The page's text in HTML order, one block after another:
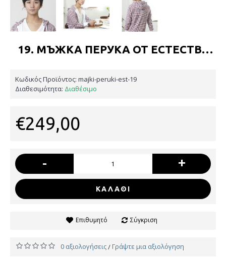
19. МЪЖКА ПЕРУКА ОТ ЕСТЕСТВЕНА КОСА
Κωδικός Προϊόντος: majki-peruki-est-19
Διαθεσιμότητα: Διαθέσιμο
€249,00
- +
ΚΑΛΆΘΙ
Επιθυμητό Σύγκριση
0 αξιολογήσεις/Γράψτε μια αξιολόγηση